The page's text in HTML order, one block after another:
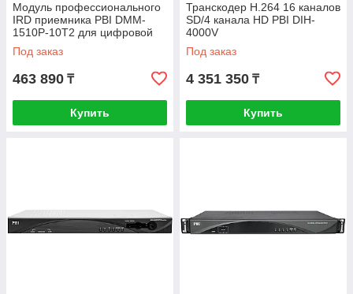
Модуль профессионального
IRD приемника PBI DMM-
1510P-10T2 для цифровой
ГС PBI DMM-1000
Под заказ
463 890 ₸
Купить
Транскодер H.264 16 каналов
SD/4 канала HD PBI DIH-
4000V
Под заказ
4 351 350 ₸
Купить